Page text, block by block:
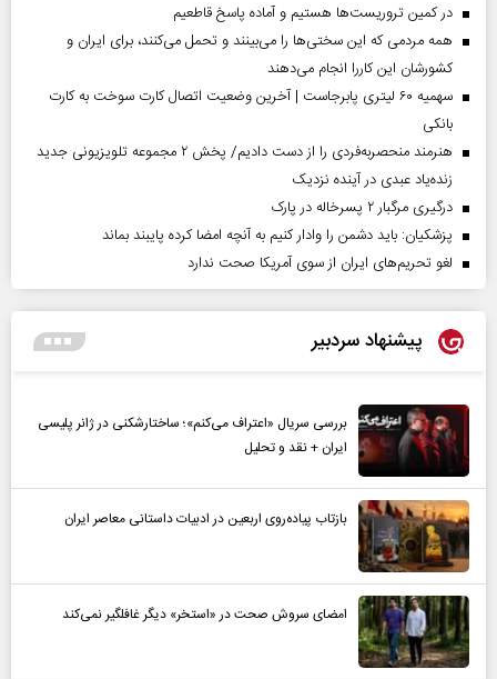
در کمین تروریست‌ها هستیم و آماده پاسخ قاطعیم
همه مردمی که این سختی‌ها را می‌بینند و تحمل می‌کنند، برای ایران و
کشورشان این کاررا انجام می‌دهند
سهمیه ۶۰ لیتری پابرجاست | آخرین وضعیت اتصال کارت سوخت به کارت
بانکی
هنرمند منحصر‌به‌فردی را از دست دادیم/ پخش ۲ مجموعه تلویزیونی جدید
زنده‌یاد عبدی در آینده نزدیک
درگیری مرگبار ۲ پسرخاله در پارک
پزشکیان: باید دشمن را وادار کنیم به آنچه امضا کرده پایبند بماند
لغو تحریم‌های ایران از سوی آمریکا صحت ندارد
پیشنهاد سردبیر
بررسی سریال «اعتراف می‌کنم»؛ ساختارشکنی در ژانر پلیسی
ایران + نقد و تحلیل
بازتاب پیاده‌روی اربعین در ادبیات داستانی معاصر ایران
امضای سروش صحت در «استخر» دیگر غافلگیر نمی‌کند